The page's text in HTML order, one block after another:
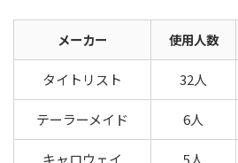
メーカー 使用人数
タイトリスト 32人
テーラーメイド 6人